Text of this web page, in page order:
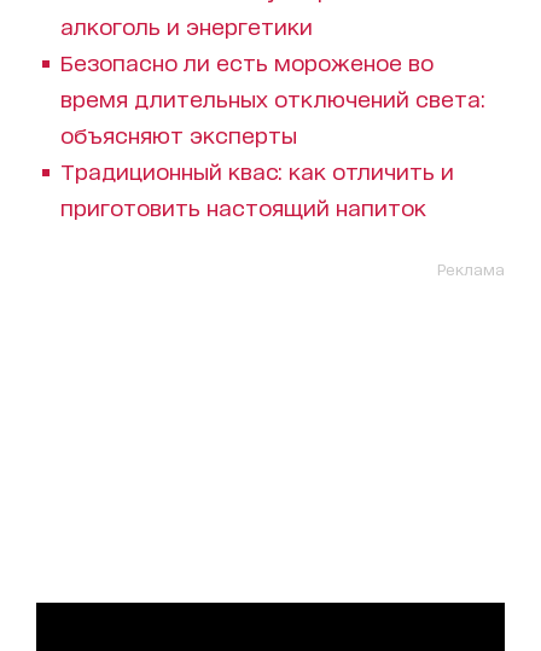
алкоголь и энергетики
Безопасно ли есть мороженое во
время длительных отключений света:
объясняют эксперты
Традиционный квас: как отличить и
приготовить настоящий напиток
Реклама